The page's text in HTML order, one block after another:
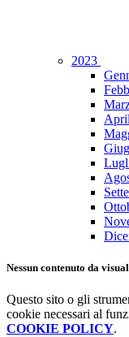
2023
Nessun contenuto da
Questo sito o gli
cookie necessari al
COOKIE POLICY.